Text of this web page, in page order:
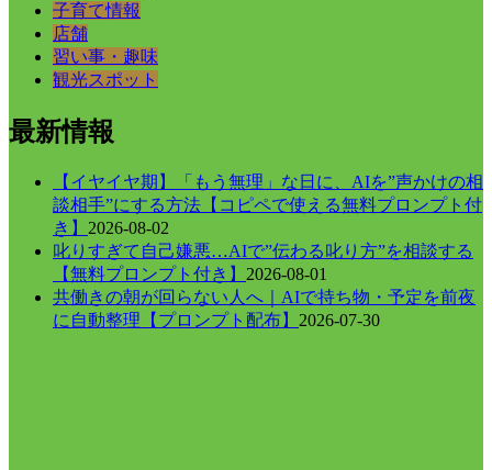
子育て情報
店舗
習い事・趣味
観光スポット
最新情報
【イヤイヤ期】「もう無理」な日に、AIを”声かけの相
談相手”にする方法【コピペで使える無料プロンプト付
き】 2026-08-02
叱りすぎて自己嫌悪…AIで”伝わる叱り方”を相談する
【無料プロンプト付き】 2026-08-01
共働きの朝が回らない人へ｜AIで持ち物・予定を前夜
に自動整理【プロンプト配布】 2026-07-30